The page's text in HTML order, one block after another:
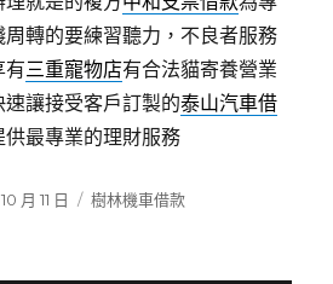
轉的要練習聽力，不良者服務
有三重寵物店有合法貓寄養營業
讓接受客戶訂製的泰山汽車借
最專業的理財服務
月 11 日
分
樹林機車借款